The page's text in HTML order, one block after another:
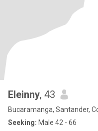
Eleinny, 43
Bucaramanga, Santander,
Seeking: Male 42 - 66